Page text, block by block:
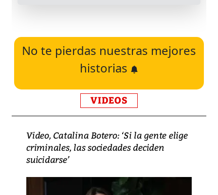
No te pierdas nuestras mejores
historias
VIDEOS
Video, Catalina Botero: ‘Si la gente elige
criminales, las sociedades deciden
suicidarse’